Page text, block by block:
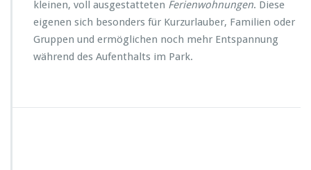
kleinen, voll ausgestatteten Ferienwohnungen. Diese
eigenen sich besonders für Kurzurlauber, Familien oder
Gruppen und ermöglichen noch mehr Entspannung
während des Aufenthalts im Park.